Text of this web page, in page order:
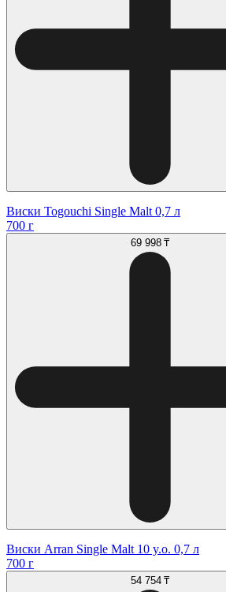
Виски Togouchi Single Malt 0,7 л
700 г
69 998 ₸
Виски Arran Single Malt 10 y.o. 0,7 л
700 г
54 754 ₸